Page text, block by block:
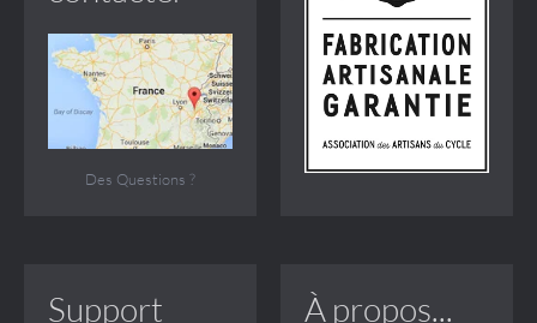
Des Questions ?
Support
À propos...